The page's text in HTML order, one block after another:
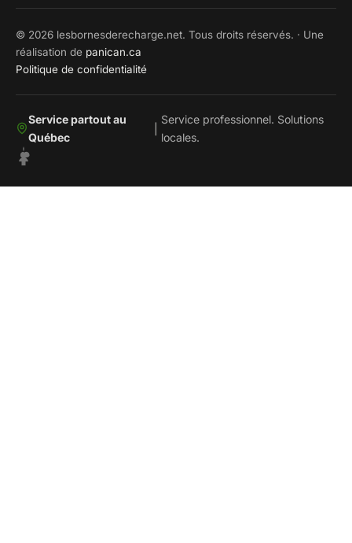
© 2026 lesbornesderecharge.net. Tous droits réservés. · Une
réalisation de panican.ca
Politique de confidentialité
Service partout au
Québec
Service professionnel. Solutions
locales.